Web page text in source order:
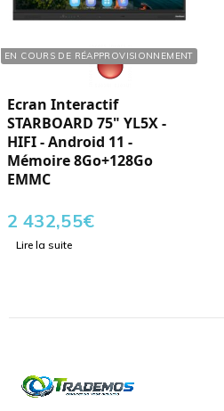
EN COURS DE RÉAPPROVISIONNEMENT
Réf. : 297755
Ecran Interactif
STARBOARD 75" YL5X -
HIFI - Android 11 -
Mémoire 8Go+128Go
EMMC
2 432,55€
Lire la suite